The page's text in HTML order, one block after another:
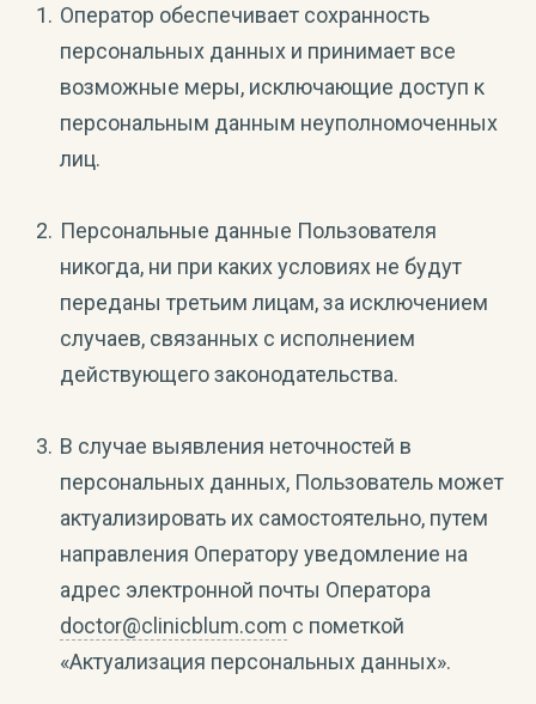
Оператор обеспечивает сохранность
персональных данных и принимает все
возможные меры, исключающие доступ к
персональным данным неуполномоченных
лиц.
Персональные данные Пользователя
никогда, ни при каких условиях не будут
переданы третьим лицам, за исключением
случаев, связанных с исполнением
действующего законодательства.
В случае выявления неточностей в
персональных данных, Пользователь может
актуализировать их самостоятельно, путем
направления Оператору уведомление на
адрес электронной почты Оператора
doctor@clinicblum.com с пометкой
«Актуализация персональных данных».